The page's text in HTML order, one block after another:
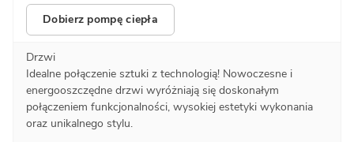
Dobierz pompę ciepła
Drzwi
Idealne połączenie sztuki z technologią! Nowoczesne i
energooszczędne drzwi wyróżniają się doskonałym
połączeniem funkcjonalności, wysokiej estetyki wykonania
oraz unikalnego stylu.